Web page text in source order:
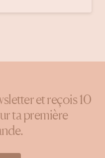
et reçois 10
ta première